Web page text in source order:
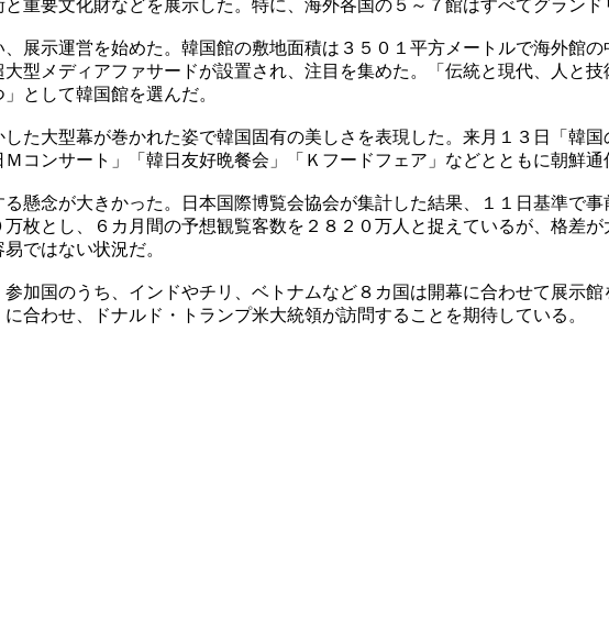
重要文化財などを展示した。特に、海外各国の５～７館はすべてグランド
展示運営を始めた。韓国館の敷地面積は３５０１平方メートルで海外館
型メディアファサードが設置され、注目を集めた。「伝統と現代、人と
として韓国館を選んだ。
た大型幕が巻かれた姿で韓国固有の美しさを表現した。来月１３日「韓
コンサート」「韓日友好晩餐会」「Ｋフードフェア」などとともに朝鮮
懸念が大きかった。日本国際博覧会協会が集計した結果、１１日基準で
枚とし、６カ月間の予想観覧客数を２８２０万人と捉えているが、格差
ではない状況だ。
加国のうち、インドやチリ、ベトナムなど８カ国は開幕に合わせて展示
合わせ、ドナルド・トランプ米大統領が訪問することを期待している。